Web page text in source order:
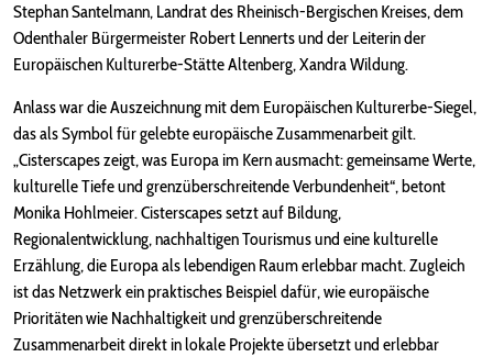
Stephan Santelmann, Landrat des Rheinisch-Bergischen Kreises, dem
Odenthaler Bürgermeister Robert Lennerts und der Leiterin der
Europäischen Kulturerbe-Stätte Altenberg, Xandra Wildung.
Anlass war die Auszeichnung mit dem Europäischen Kulturerbe-Siegel,
das als Symbol für gelebte europäische Zusammenarbeit gilt.
„Cisterscapes zeigt, was Europa im Kern ausmacht: gemeinsame Werte,
kulturelle Tiefe und grenzüberschreitende Verbundenheit“, betont
Monika Hohlmeier. Cisterscapes setzt auf Bildung,
Regionalentwicklung, nachhaltigen Tourismus und eine kulturelle
Erzählung, die Europa als lebendigen Raum erlebbar macht. Zugleich
ist das Netzwerk ein praktisches Beispiel dafür, wie europäische
Prioritäten wie Nachhaltigkeit und grenzüberschreitende
Zusammenarbeit direkt in lokale Projekte übersetzt und erlebbar